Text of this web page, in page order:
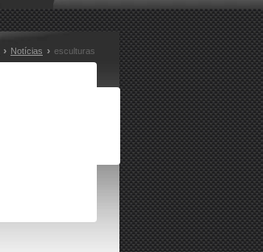
› Notícias › esculturas